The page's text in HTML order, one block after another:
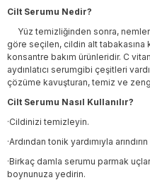
Cilt Serumu Nedir?
Yüz temizliğinden sonra,
göre seçilen, cildin alt
konsantre bakım ürünleridir. C
aydınlatıcı serumgibi çeşitleri
çözüme kavuşturan, temiz ve
Cilt Serumu Nasıl Kullanılır?
·Cildinizi temizleyin.
·Ardından tonik yardımıyla arındırın
·Birkaç damla serumu parmak
boynunuza yedirin.